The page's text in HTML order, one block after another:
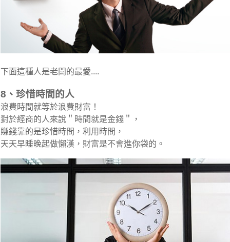
下面這種人是老闆的最愛....
8、珍惜時間的人
浪費時間就等於浪費財富！
對於經商的人來說＂時間就是金錢＂，
賺錢靠的是珍惜時間，利用時間，
天天早睡晚起做懶漢，財富是不會進你袋的。